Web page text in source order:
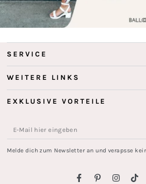
SERVICE
WEITERE LINKS
EXKLUSIVE VORTEILE
E-
Mail
Melde dich zum Newsletter an und verapsse